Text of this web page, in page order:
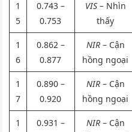
1
5
0.743 –
0.753
VIS – Nhìn
thấy
1
6
0.862 –
0.877
NIR– Cận
hồng ngoại
1
7
0.890 –
0.920
NIR– Cận
hồng ngoại
1
0.931 –
NIR– Cận